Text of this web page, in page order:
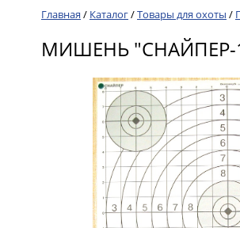
Главная / Каталог/Товары для охоты /
МИШЕНЬ "СНАЙПЕР-